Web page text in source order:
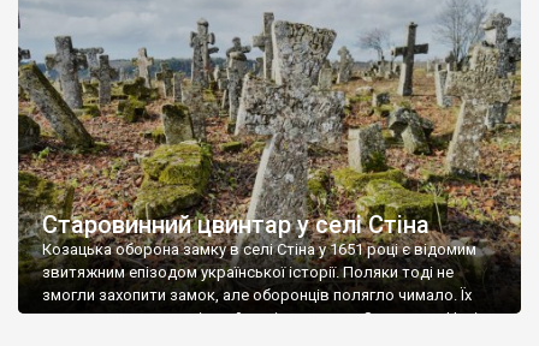
Старовинний цвинтар у селі Стіна
Козацька оборона замку в селі Стіна у 1651 році є відомим
звитяжним епізодом української історії. Поляки тоді не
змогли захопити замок, але оборонців полягло чимало. Їх
поховали на цвинтарі, який тоді називався Замковим. Нині на